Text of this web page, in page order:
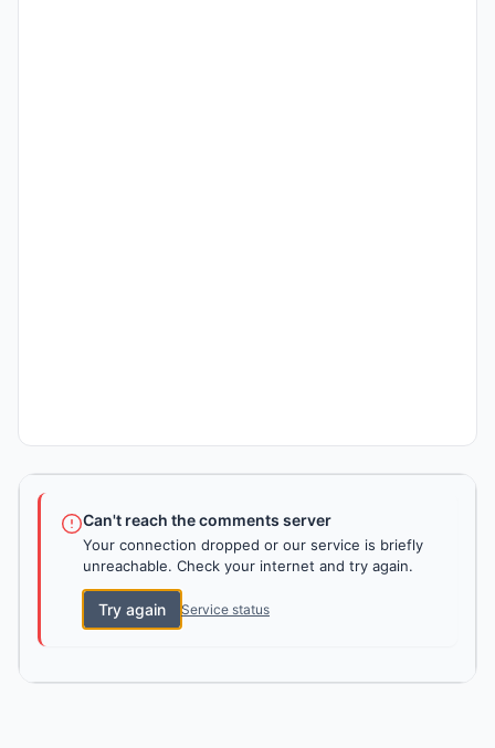
Can't reach the comments server
Your connection dropped or our service is briefly
unreachable. Check your internet and try again.
Try again Service status